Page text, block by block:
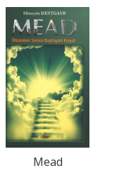
Mead